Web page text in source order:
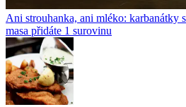
Ani strouhanka, ani mléko: karbanátky
masa přidáte 1 surovinu